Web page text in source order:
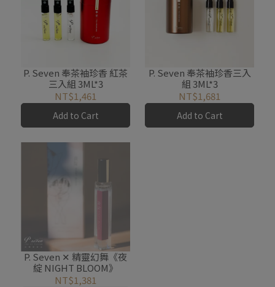
P. Seven 奉茶袖珍香 紅茶
三入組 3ML*3
NT$1,461
Add to Cart
P. Seven 奉茶袖珍香三入
組 3ML*3
NT$1,681
Add to Cart
P. Seven ✕ 精靈幻舞《夜
綻 NIGHT BLOOM》
NT$1,381